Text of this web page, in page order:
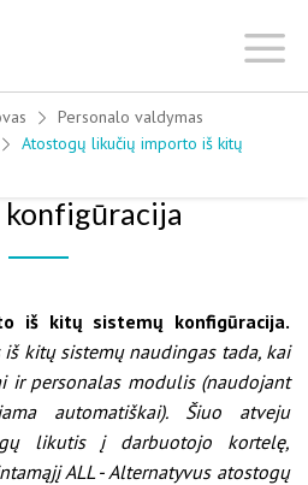
Personalo valdymas
Atostogų likučių importo iš kitų
importo iš kitų
konfigūracija
iš kitų sistemų konfigūracija.
kitų sistemų naudingas tada, kai
ir personalas modulis (naudojant
automatiškai). Šiuo atveju
likutis į darbuotojo kortelę,
ALL - Alternatyvus atostogų